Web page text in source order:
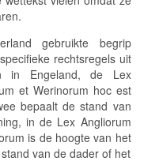
gebruikte begrip
rechtsregels uit
in Engeland, de Lex
et Werinorum hoc est
bepaalt de stand van
in de Lex Angliorum
is de hoogte van het
van de dader of het